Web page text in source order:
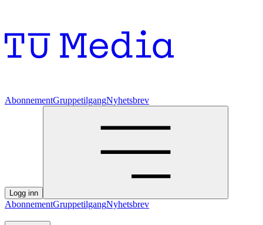
AbonnementGruppetilgangNyhetsbrev
Logg inn
AbonnementGruppetilgangNyhetsbrev